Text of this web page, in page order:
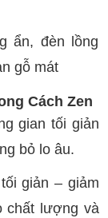
ẩn, đèn lồng
gỗ mát
Cách Zen
gian tối giản
bỏ lo âu.
giản – giảm
chất lượng và